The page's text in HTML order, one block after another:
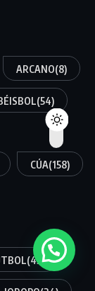
ARCANO(8)
(54)
CÚA(158)
(45)